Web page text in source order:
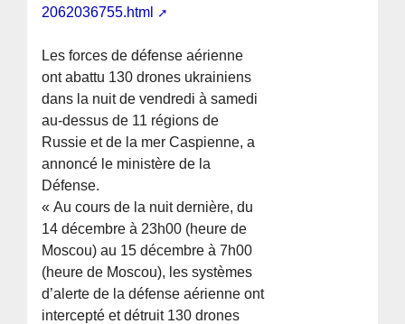
2062036755.html
Les forces de défense aérienne
ont abattu 130 drones ukrainiens
dans la nuit de vendredi à samedi
au-dessus de 11 régions de
Russie et de la mer Caspienne, a
annoncé le ministère de la
Défense.
« Au cours de la nuit dernière, du
14 décembre à 23h00 (heure de
Moscou) au 15 décembre à 7h00
(heure de Moscou), les systèmes
d’alerte de la défense aérienne ont
intercepté et détruit 130 drones